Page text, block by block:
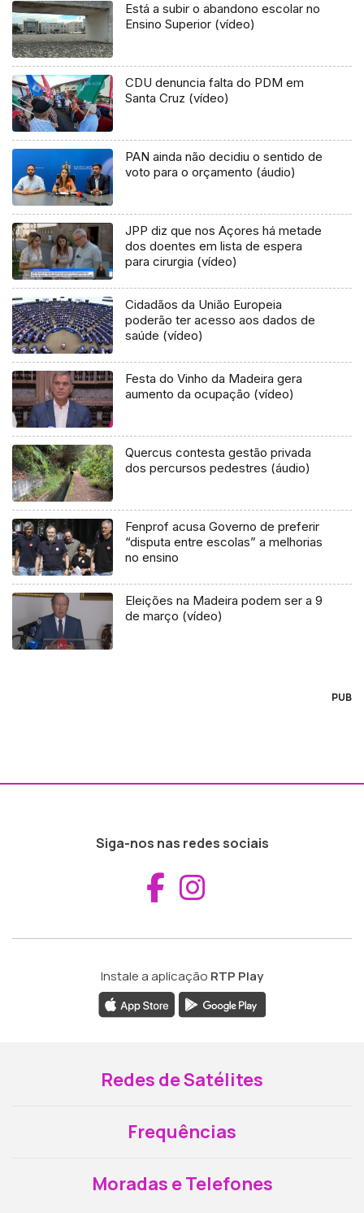
Está a subir o abandono escolar no
Ensino Superior (vídeo)
CDU denuncia falta do PDM em
Santa Cruz (vídeo)
PAN ainda não decidiu o sentido de
voto para o orçamento (áudio)
JPP diz que nos Açores há metade
dos doentes em lista de espera
para cirurgia (vídeo)
Cidadãos da União Europeia
poderão ter acesso aos dados de
saúde (vídeo)
Festa do Vinho da Madeira gera
aumento da ocupação (vídeo)
Quercus contesta gestão privada
dos percursos pedestres (áudio)
Fenprof acusa Governo de preferir
“disputa entre escolas” a melhorias
no ensino
Eleições na Madeira podem ser a 9
de março (vídeo)
PUB
Siga-nos nas redes sociais
Aceder ao
Instale a aplicação RTP Play
Redes de Satélites
Frequências
Moradas e Telefones